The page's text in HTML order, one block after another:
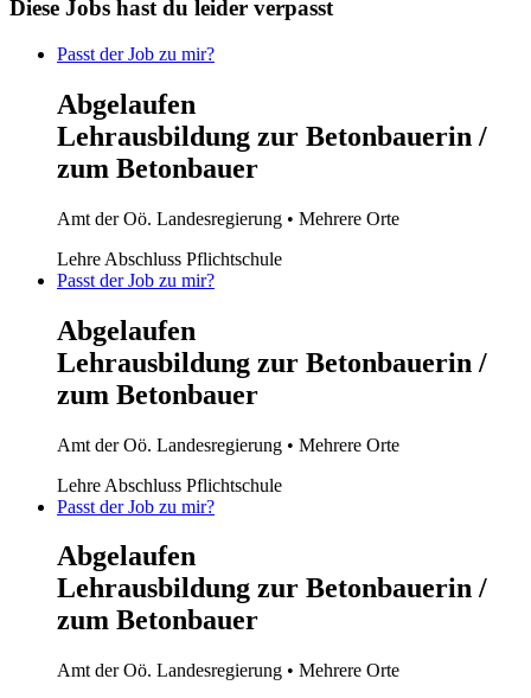
Diese Jobs hast du leider verpasst
Passt der Job zu mir?
Abgelaufen
Lehrausbildung zur Betonbauerin /
zum Betonbauer
Amt der Oö. Landesregierung • Mehrere Orte
Lehre Abschluss Pflichtschule
Passt der Job zu mir?
Abgelaufen
Lehrausbildung zur Betonbauerin /
zum Betonbauer
Amt der Oö. Landesregierung • Mehrere Orte
Lehre Abschluss Pflichtschule
Passt der Job zu mir?
Abgelaufen
Lehrausbildung zur Betonbauerin /
zum Betonbauer
Amt der Oö. Landesregierung • Mehrere Orte